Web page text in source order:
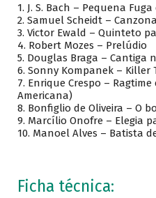
1. J. S. Bach – Pequena
2. Samuel Scheidt –
3. Victor Ewald – Quinteto
4. Robert Mozes – Prelúdio
5. Douglas Braga – Cantiga
6. Sonny Kompanek – Killer
7. Enrique Crespo –
Americana)
8. Bonfiglio de Oliveira – O
9. Marcílio Onofre – Elegia
10. Manoel Alves – Batista
Ficha técnica: